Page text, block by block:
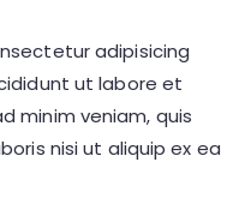
adipisicing
ut labore et
minim veniam, quis
nisi ut aliquip ex ea